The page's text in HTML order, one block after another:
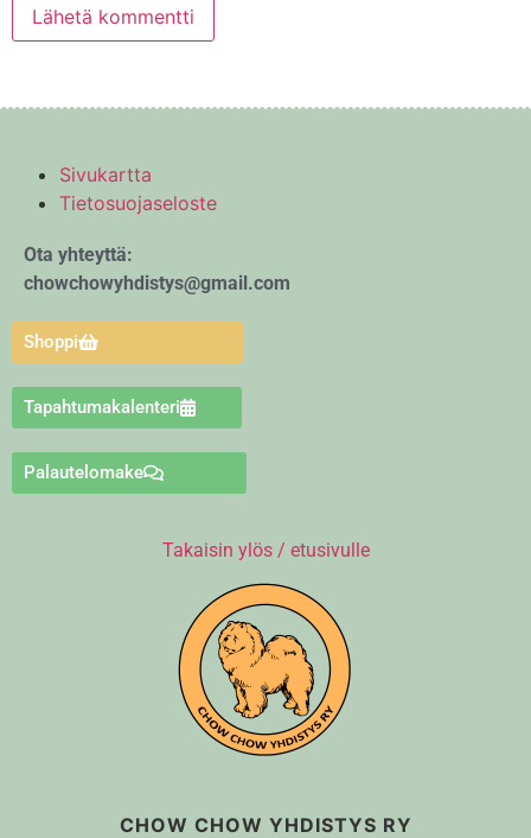
Sivukartta
Tietosuojaseloste
Ota yhteyttä:
chowchowyhdistys@gmail.com
Shoppi
Tapahtumakalenteri
Palautelomake
Takaisin ylös / etusivulle
CHOW CHOW YHDISTYS RY